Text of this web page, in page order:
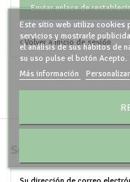
Enviar enlace de
Volver a Inicio de sesión
Suscríbete al boletín
Este sitio web utiliza cookies
servicios y mostrarle
el análisis de sus hábitos de
su uso pulse el botón Acepto.
Más información